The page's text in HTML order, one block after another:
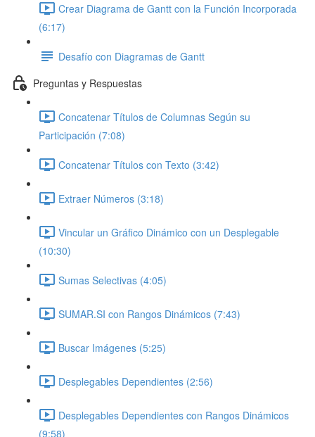
Crear Diagrama de Gantt con la Función Incorporada
(6:17)
Desafío con Diagramas de Gantt
Preguntas y Respuestas
Concatenar Títulos de Columnas Según su
Participación (7:08)
Concatenar Títulos con Texto (3:42)
Extraer Números (3:18)
Vincular un Gráfico Dinámico con un Desplegable
(10:30)
Sumas Selectivas (4:05)
SUMAR.SI con Rangos Dinámicos (7:43)
Buscar Imágenes (5:25)
Desplegables Dependientes (2:56)
Desplegables Dependientes con Rangos Dinámicos
(9:58)